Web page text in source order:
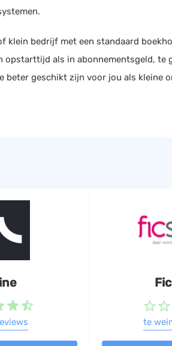
klein bedrijf met een standaard
opstarttijd als in abonnementsgeld, te
beter geschikt zijn voor jou als kleine
te